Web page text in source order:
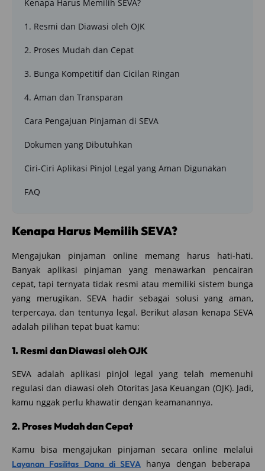
Kenapa Harus Memilih SEVA?
1. Resmi dan Diawasi oleh OJK
2. Proses Mudah dan Cepat
3. Bunga Kompetitif dan Cicilan Ringan
4. Aman dan Transparan
Cara Pengajuan Pinjaman di SEVA
Dokumen yang Dibutuhkan
Ciri-Ciri Aplikasi Pinjol Legal yang Aman Digunakan
FAQ
Kenapa Harus Memilih SEVA?
Mengajukan pinjaman online memang harus hati-hati.
Banyak aplikasi pinjaman yang menawarkan pencairan
cepat, tapi ternyata tidak resmi atau memiliki sistem bunga
yang merugikan. SEVA hadir sebagai solusi yang aman,
terpercaya, dan tentunya legal. Berikut alasan kenapa SEVA
adalah pilihan tepat buat kamu:
1. Resmi dan Diawasi oleh OJK
SEVA adalah aplikasi pinjol legal yang telah memenuhi
regulasi dan diawasi oleh Otoritas Jasa Keuangan (OJK). Jadi,
kamu nggak perlu khawatir dengan keamanannya.
2. Proses Mudah dan Cepat
Kamu bisa mengajukan pinjaman secara online melalui
Layanan Fasilitas Dana di SEVA hanya dengan beberapa